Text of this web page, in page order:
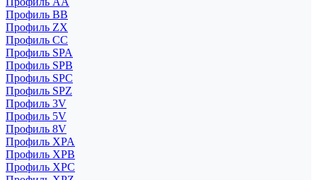
Профиль BB
Профиль ZX
Профиль CC
Профиль SPA
Профиль SPB
Профиль SPC
Профиль SPZ
Профиль 3V
Профиль 5V
Профиль 8V
Профиль XPA
Профиль XPB
Профиль XPC